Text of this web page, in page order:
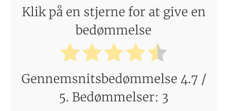
Klik på en stjerne for at give en
bedømmelse
Gennemsnitsbedømmelse 4.7 /
5. Bedømmelser: 3